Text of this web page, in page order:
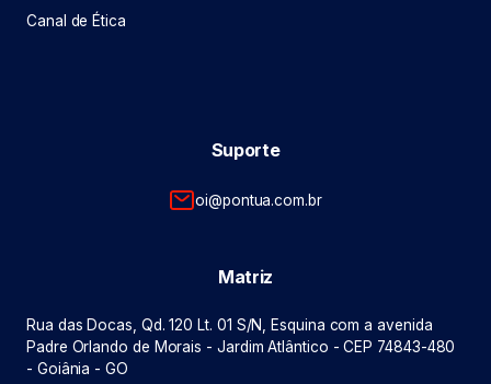
Canal de Ética
Suporte
oi@pontua.com.br
Matriz
Rua das Docas, Qd. 120 Lt. 01 S/N, Esquina com a avenida
Padre Orlando de Morais - Jardim Atlântico - CEP 74843-480
- Goiânia - GO